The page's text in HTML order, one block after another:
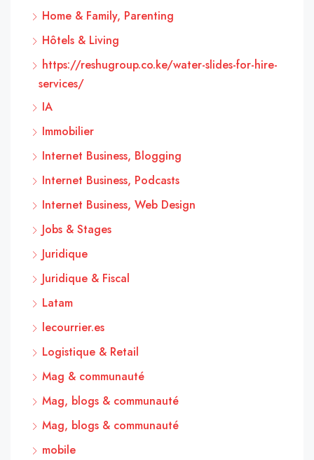
Home & Family, Parenting
Hôtels & Living
https://reshugroup.co.ke/water-slides-for-hire-
services/
IA
Immobilier
Internet Business, Blogging
Internet Business, Podcasts
Internet Business, Web Design
Jobs & Stages
Juridique
Juridique & Fiscal
Latam
lecourrier.es
Logistique & Retail
Mag & communauté
Mag, blogs & communauté
Mag, blogs & communauté
mobile